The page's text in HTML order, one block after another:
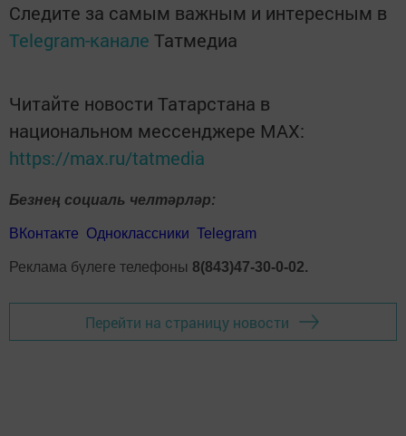
Следите за самым важным и интересным в
Telegram-канале Татмедиа
Читайте новости Татарстана в
национальном мессенджере MАХ:
https://max.ru/tatmedia
Безнең социаль челтәрләр:
ВКонтакте Одноклассники Telegram
Реклама бүлеге телефоны 8(843)47-30-0-02.
Перейти на страницу новости